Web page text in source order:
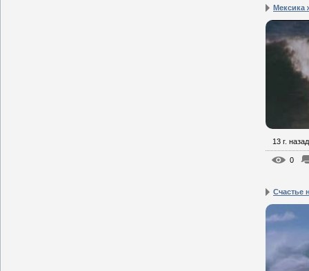
Мексика
13 г. назад
0
Счастье